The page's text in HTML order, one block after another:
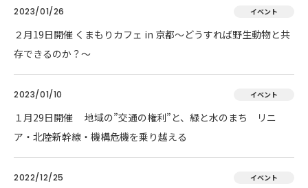
2023/01/26 イベント
２月19日開催 くまもりカフェ in 京都～どうすれば野生動物と共
存できるのか？～
2023/01/10 イベント
１月29日開催 地域の”交通の権利”と、緑と水のまち リニ
ア・北陸新幹線・機構危機を乗り越える
2022/12/25 イベント